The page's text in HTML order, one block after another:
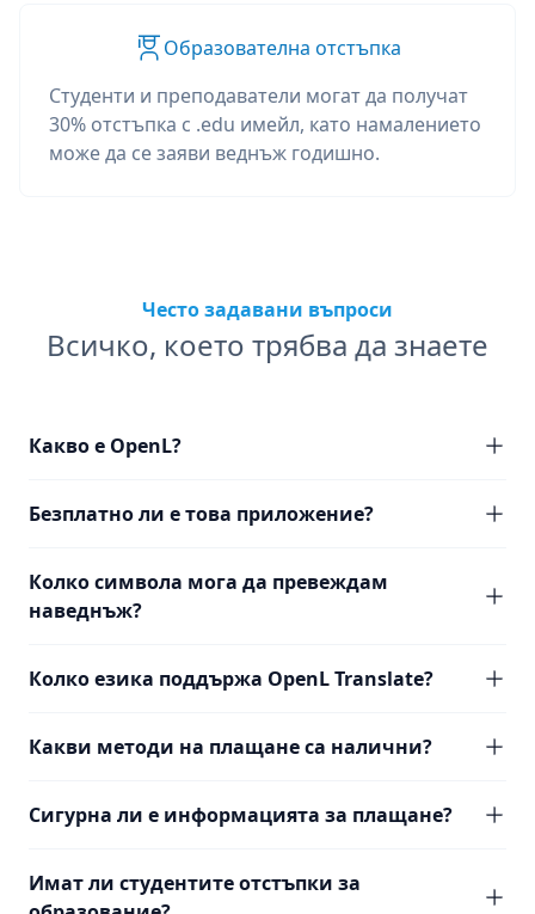
Образователна отстъпка
Студенти и преподаватели могат да получат
30% отстъпка с .edu имейл, като намалението
може да се заяви веднъж годишно.
Често задавани въпроси
Всичко, което трябва да знаете
Какво е OpenL?
Безплатно ли е това приложение?
Колко символа мога да превеждам
наведнъж?
Колко езика поддържа OpenL Translate?
Какви методи на плащане са налични?
Сигурна ли е информацията за плащане?
Имат ли студентите отстъпки за